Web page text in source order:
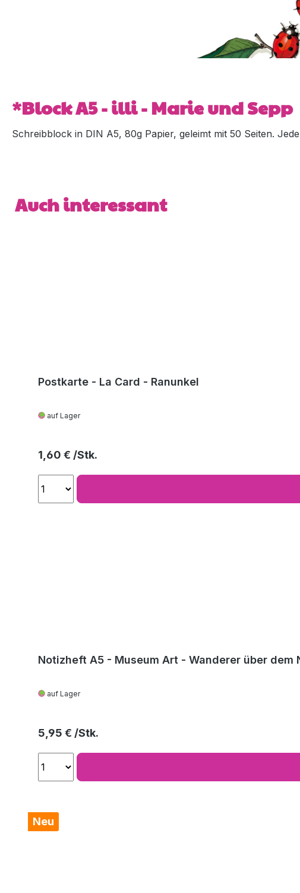
*Block A5 - illi - Marie und Sepp
Schreibblock in DIN A5, 80g Papier, geleimt mit 50 Seiten.
Produktgalerie überspringen
Auch interessant
Postkarte - La Card - Ranunkel
auf Lager
Regulärer Preis:
1,60 €
Notizheft A5 - Museum Art - Wanderer über dem
auf Lager
Regulärer Preis:
5,95 €
Neu